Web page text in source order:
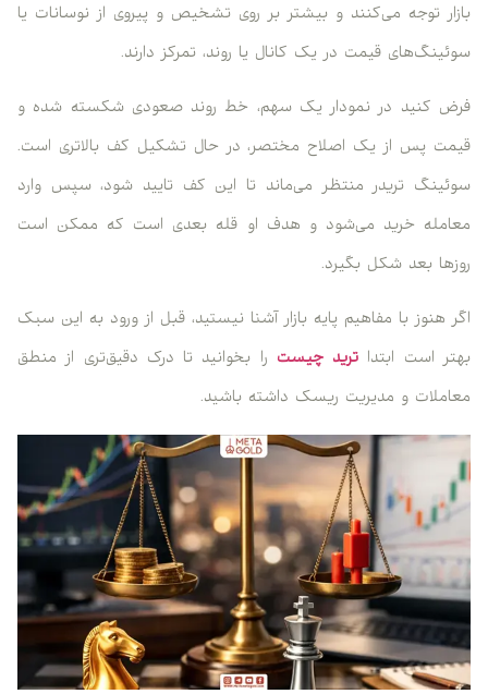
بازار توجه می‌کنند و بیشتر بر روی تشخیص و پیروی از نوسانات یا
سوئینگ‌های قیمت در یک کانال یا روند، تمرکز دارند.
فرض کنید در نمودار یک سهم، خط روند صعودی شکسته شده و
قیمت پس از یک اصلاح مختصر، در حال تشکیل کف بالاتری است.
سوئینگ تریدر منتظر می‌ماند تا این کف تایید شود، سپس وارد
معامله خرید می‌شود و هدف او قله بعدی است که ممکن است
روزها بعد شکل بگیرد.
اگر هنوز با مفاهیم پایه بازار آشنا نیستید، قبل از ورود به این سبک
بهتر است ابتدا ترید چیست را بخوانید تا درک دقیق‌تری از منطق
معاملات و مدیریت ریسک داشته باشید.